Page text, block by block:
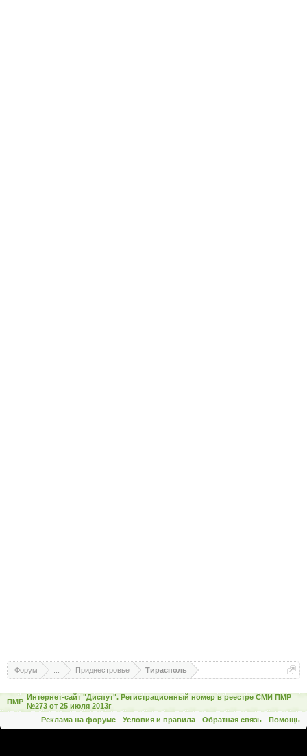
Форум Приднестровье Тирасполь
ПМР
Интернет-сайт "Диспут". Регистрационный номер в реестре СМИ ПМР
№273 от 25 июля 2013г
Реклама на форуме
Условия и правила Обратная связь Помощь